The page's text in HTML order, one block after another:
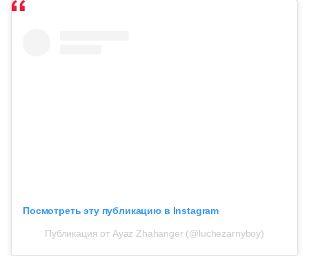
Посмотреть эту публикацию в Instagram
Публикация от Ayaz Zhahanger (@luchezarnyboy)